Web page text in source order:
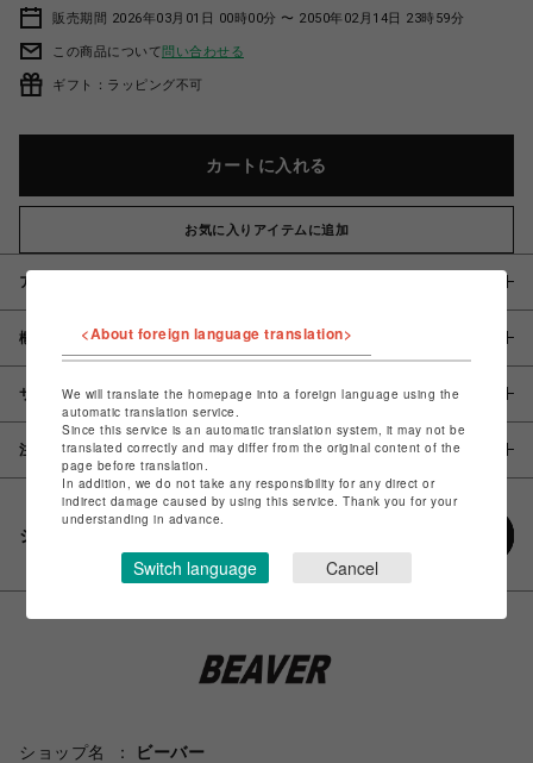
販売期間 2026年03月01日 00時00分 〜 2050年02月14日 23時59分
この商品について問い合わせる
ギフト：ラッピング不可
カートに入れる
お気に入りアイテムに追加
アイテム説明 / 素材
概要
サイズ
注意事項
シェアする
ショップ名
ビーバー
<About foreign language translation>
We will translate the homepage into a foreign language using the
automatic translation service.
Since this service is an automatic translation system, it may not be
translated correctly and may differ from the original content of the
page before translation.
In addition, we do not take any responsibility for any direct or
indirect damage caused by using this service. Thank you for your
understanding in advance.
Switch language Cancel